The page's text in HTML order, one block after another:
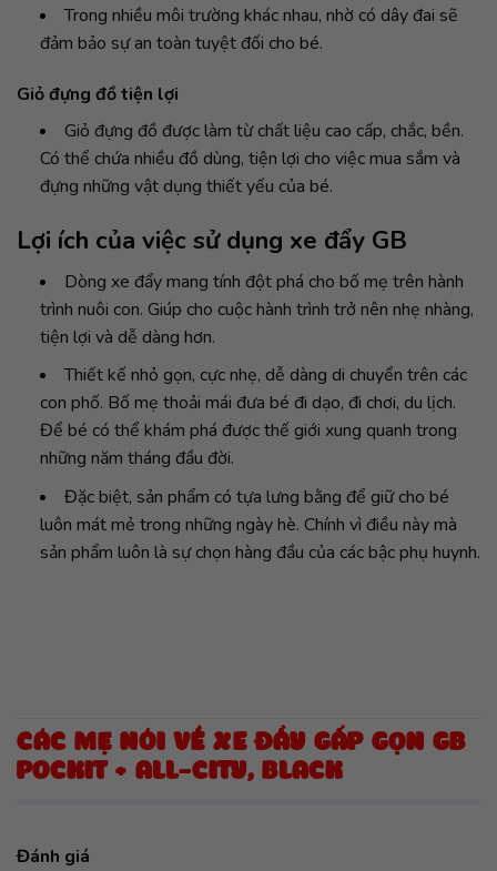
Trong nhiều môi trường khác nhau, nhờ có dây đai sẽ
đảm bảo sự an toàn tuyệt đối cho bé.
Giỏ đựng đồ tiện lợi
Giỏ đựng đồ được làm từ chất liệu cao cấp, chắc, bền.
Có thể chứa nhiều đồ dùng, tiện lợi cho việc mua sắm và
đựng những vật dụng thiết yếu của bé.
Lợi ích của việc sử dụng xe đẩy GB
Dòng xe đẩy mang tính đột phá cho bố mẹ trên hành
trình nuôi con. Giúp cho cuộc hành trình trở nên nhẹ nhàng,
tiện lợi và dễ dàng hơn.
Thiết kế nhỏ gọn, cực nhẹ, dễ dàng di chuyển trên các
con phố. Bố mẹ thoải mái đưa bé đi dạo, đi chơi, du lịch.
Để bé có thể khám phá được thế giới xung quanh trong
những năm tháng đầu đời.
Đặc biệt, sản phẩm có tựa lưng bằng để giữ cho bé
luôn mát mẻ trong những ngày hè. Chính vì điều này mà
sản phẩm luôn là sự chọn hàng đầu của các bậc phụ huynh.
CÁC MẸ NÓI VỀ XE ĐẨY GẤP GỌN GB
POCKIT + ALL-CITY, BLACK
Đánh giá